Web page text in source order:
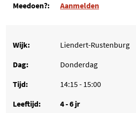
Aanmelden
Liendert-Rustenburg
Donderdag
14:15 - 15:00
4 - 6 jr